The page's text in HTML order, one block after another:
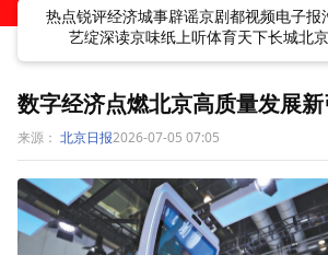
热点锐评经济城事辟谣京剧都视频电子报
艺绽深读京味纸上听体育天下长城北
数字经济点燃北京高质量发展
来源： 北京日报2026-07-05 07:05